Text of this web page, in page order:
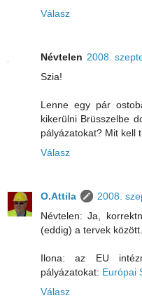
Válasz
Névtelen 2008.
Szia!
Lenne egy pár
kikerülni Brüsszelbe
pályázatokat? Mit kell
Válasz
O.Attila
2008.
Névtelen: Ja,
(eddig) a tervek között.
Ilona: az EU
pályázatokat: Európai
Válasz